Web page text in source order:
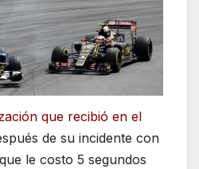
que recibió en el
de su incidente con
le costo 5 segundos